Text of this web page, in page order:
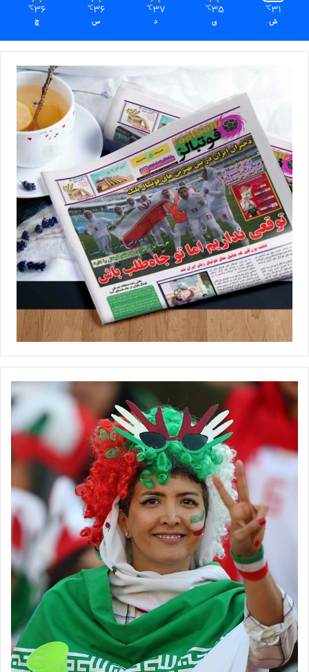
31
℃
ش
35
℃
ی
37
℃
د
36
℃
س
36
℃
چ